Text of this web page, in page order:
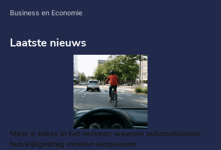
Business en Economie
Laatste nieuws
Meer e-bikes in het verkeer: waarom automobilisten
hun kijkgedrag moeten aanpassen